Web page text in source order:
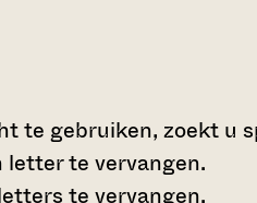
te gebruiken, zoekt u
letter te vervangen.
te vervangen.